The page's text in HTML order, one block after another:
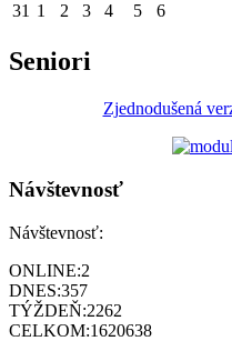
31 1 2 3 4 5 6
Seniori
Zjednodušená
Návštevnosť
Návštevnosť:
ONLINE:2
DNES:357
TÝŽDEŇ:2262
CELKOM:1620638